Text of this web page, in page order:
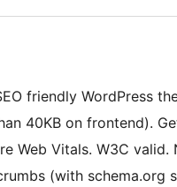
friendly WordPress
40KB on frontend).
Web Vitals. W3C valid.
(with schema.org